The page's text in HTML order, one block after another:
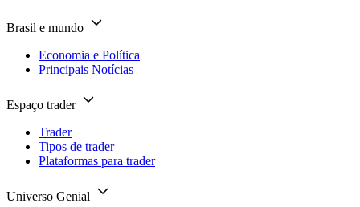
Brasil e mundo
Economia e Política
Principais Notícias
Espaço trader
Trader
Tipos de trader
Plataformas para trader
Universo Genial